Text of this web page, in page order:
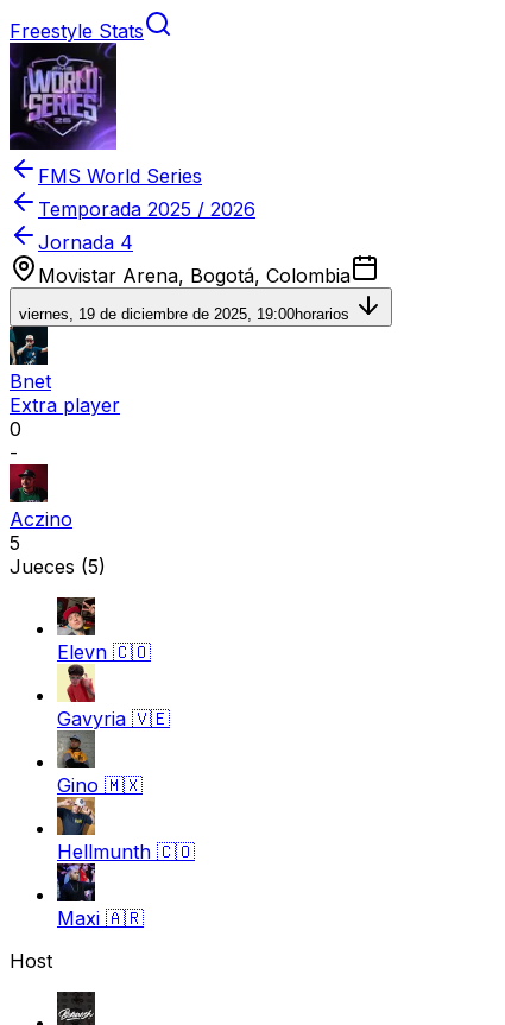
Freestyle Stats
FMS World Series
Temporada 2025 / 2026
Jornada 4
Movistar Arena, Bogotá, Colombia
viernes, 19 de diciembre de 2025, 19:00horarios
Bnet
Extra player
0
-
Aczino
5
Jueces (5)
Elevn 🇨🇴
Gavyria 🇻🇪
Gino 🇲🇽
Hellmunth 🇨🇴
Maxi 🇦🇷
Host